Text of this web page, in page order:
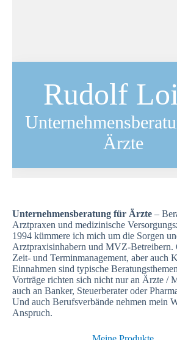
Rudolf
Ärzte
Unternehmensberatung für Ärzte –
Arztpraxen und medizinische
1994 kümmere ich mich um die Sorgen
Arztpraxisinhabern und MVZ-Betreibern.
Zeit- und Terminmanagement, aber auch
Einnahmen sind typische
Vorträge richten sich nicht nur an Ärzte /
auch an Banker, Steuerberater oder
Und auch Berufsverbände nehmen mein
Anspruch.